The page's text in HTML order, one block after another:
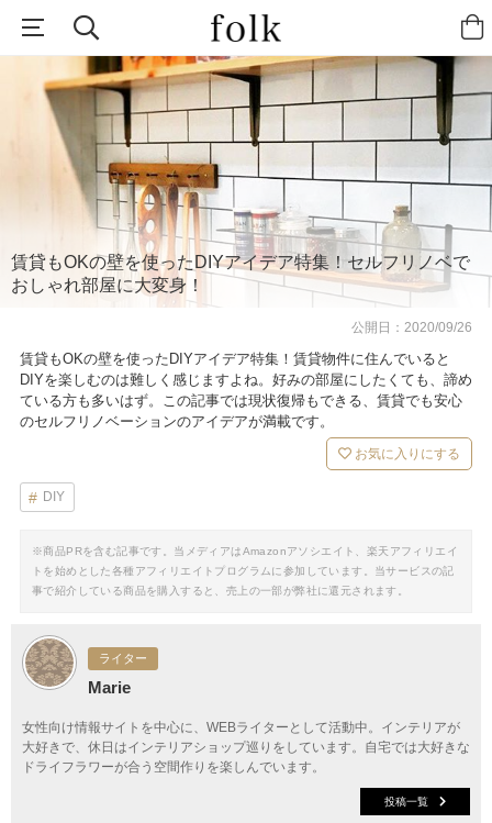
賃貸もOKの壁を使ったDIYアイデア特集！セルフリノベで
おしゃれ部屋に大変身！
公開日：2020/09/26
賃貸もOKの壁を使ったDIYアイデア特集！賃貸物件に住んでいると
DIYを楽しむのは難しく感じますよね。好みの部屋にしたくても、諦め
ている方も多いはず。この記事では現状復帰もできる、賃貸でも安心
のセルフリノベーションのアイデアが満載です。
お気に入りにする
DIY
※商品PRを含む記事です。当メディアはAmazonアソシエイト、楽天アフィリエイ
トを始めとした各種アフィリエイトプログラムに参加しています。当サービスの記
事で紹介している商品を購入すると、売上の一部が弊社に還元されます。
ライター
Marie
女性向け情報サイトを中心に、WEBライターとして活動中。インテリアが
大好きで、休日はインテリアショップ巡りをしています。自宅では大好きな
ドライフラワーが合う空間作りを楽しんでいます。
投稿一覧